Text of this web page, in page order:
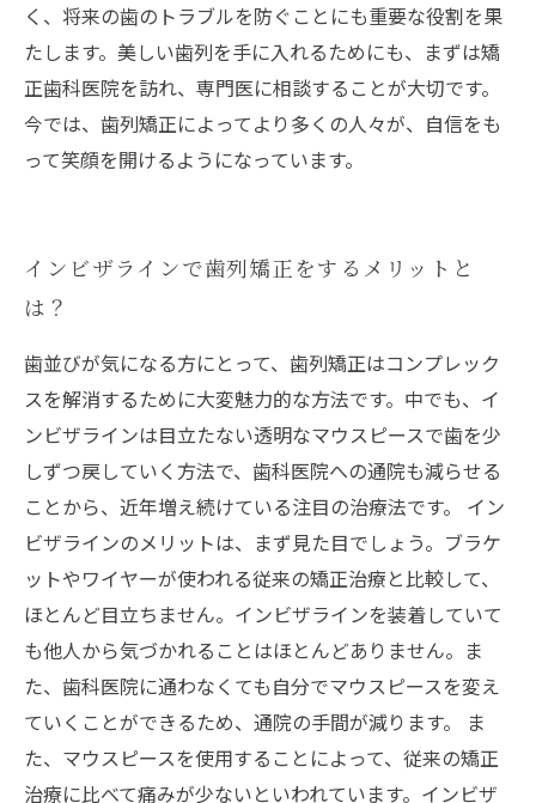
く、将来の歯のトラブルを防ぐことにも重要な役割を果
たします。美しい歯列を手に入れるためにも、まずは矯
正歯科医院を訪れ、専門医に相談することが大切です。
今では、歯列矯正によってより多くの人々が、自信をも
って笑顔を開けるようになっています。
インビザラインで歯列矯正をするメリットと
は？
歯並びが気になる方にとって、歯列矯正はコンプレック
スを解消するために大変魅力的な方法です。中でも、イ
ンビザラインは目立たない透明なマウスピースで歯を少
しずつ戻していく方法で、歯科医院への通院も減らせる
ことから、近年増え続けている注目の治療法です。 イン
ビザラインのメリットは、まず見た目でしょう。ブラケ
ットやワイヤーが使われる従来の矯正治療と比較して、
ほとんど目立ちません。インビザラインを装着していて
も他人から気づかれることはほとんどありません。ま
た、歯科医院に通わなくても自分でマウスピースを変え
ていくことができるため、通院の手間が減ります。 ま
た、マウスピースを使用することによって、従来の矯正
治療に比べて痛みが少ないといわれています。インビザ